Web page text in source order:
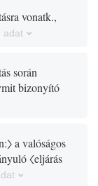
vonatk.,
adat
során
bizonyító
a valóságos
〈eljárás